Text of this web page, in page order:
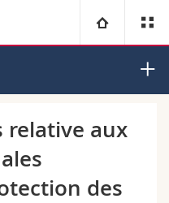
Institut de droit européen
relative aux
des